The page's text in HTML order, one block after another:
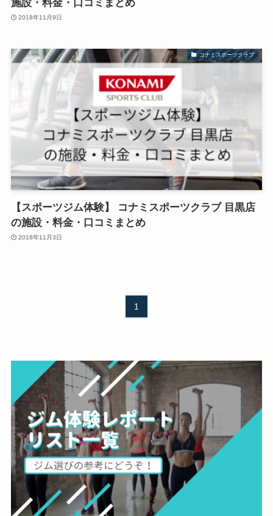
施設・料金・口コミまとめ
2018年11月9日
コナミスポーツクラブ
【スポーツジム体験】 コナミスポーツクラブ 目黒店
の施設・料金・口コミまとめ
2018年11月3日
1